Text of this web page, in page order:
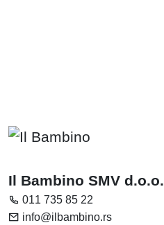
Il Bambino SMV d.o.o.
011 735 85 22
info@ilbambino.rs